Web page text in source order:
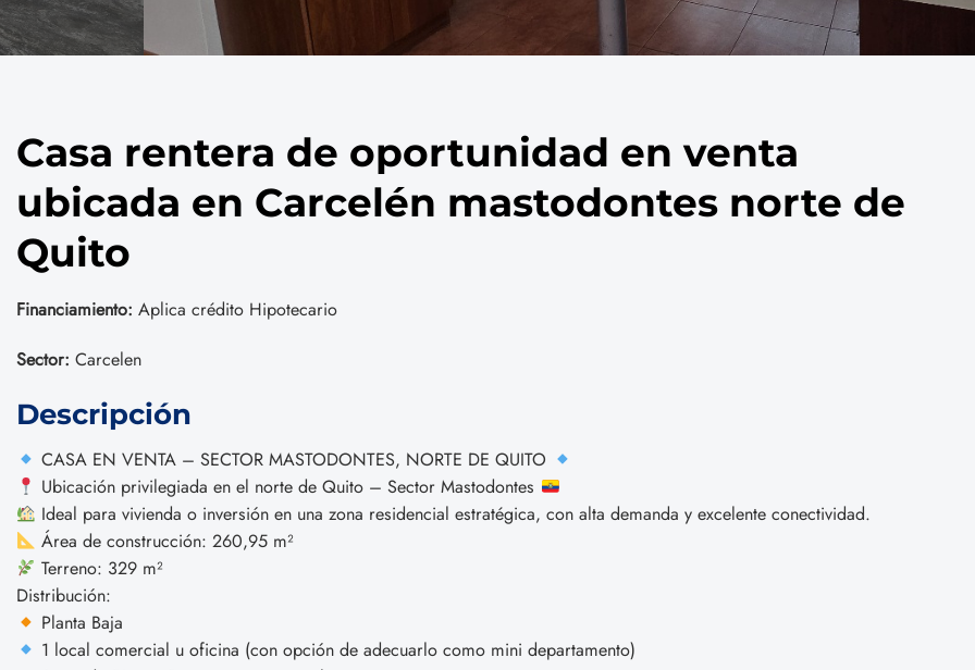
Casa rentera de oportunidad en venta
ubicada en Carcelén mastodontes norte de
Quito
Financiamiento: Aplica crédito Hipotecario
Sector: Carcelen
Descripción
CASA EN VENTA – SECTOR MASTODONTES, NORTE DE QUITO
Ubicación privilegiada en el norte de Quito – Sector Mastodontes
Ideal para vivienda o inversión en una zona residencial estratégica, con alta demanda y excelente conectividad.
Área de construcción: 260,95 m²
Terreno: 329 m²
Distribución:
Planta Baja
1 local comercial u oficina (con opción de adecuarlo como mini departamento)